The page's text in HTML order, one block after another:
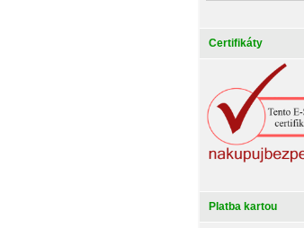
Certifikáty
Platba kartou